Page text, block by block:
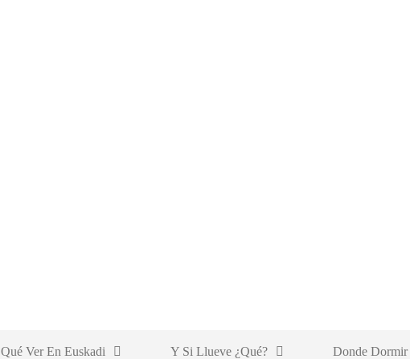
Qué Ver En Euskadi Y Si Llueve ¿qué? Donde Dormir